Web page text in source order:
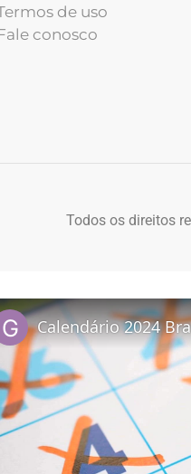
de uso
conosco
Todos os direitos
Calendário 2024